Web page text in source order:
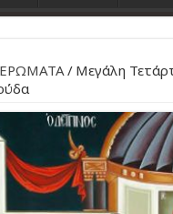
/ Μεγάλη